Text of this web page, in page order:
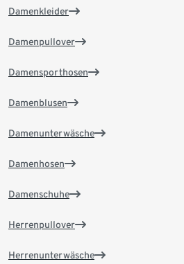
Damenkleider
Damenpullover
Damensporthosen
Damenblusen
Damenunterwäsche
Damenhosen
Damenschuhe
Herrenpullover
Herrenunterwäsche